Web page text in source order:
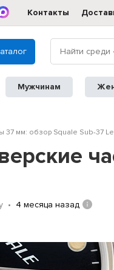
Контакты
Мужчинам
37 мм: обзор Squale Sub-37
4 месяца назад